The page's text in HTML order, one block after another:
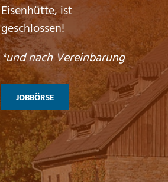
Eisenhütte, ist
geschlossen!
*und nach Vereinbarung
JOBBÖRSE